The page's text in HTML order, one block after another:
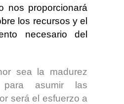
nos proporcionará
los recursos y el
necesario del
sea la madurez
asumir las
será el esfuerzo a